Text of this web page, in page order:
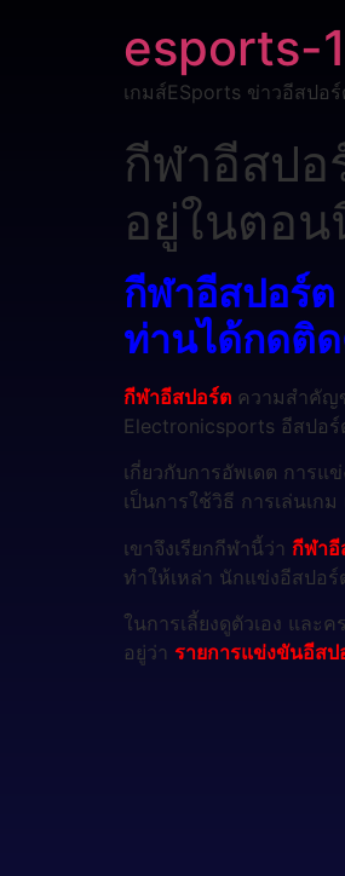
esports-
เกมส์ESports ข่าวอีสปอ
กีฬาอีสปอ
อยู่ในตอน
กีฬาอีสปอร์ต
ท่านได้กดติ
กีฬาอีสปอร์ต ความสำคัญ
Electronicsports อีสปอ
เกี่ยวกับการอัพเดต การ
เป็นการใช้วิธี การเล่นเก
เขาจึงเรียกกีฬานี้ว่า กีฬา
ทำให้เหล่า นักแข่งอีสปอ
ในการเลี้ยงดูตัวเอง แล
อยู่ว่า รายการแข่งขันอีสป